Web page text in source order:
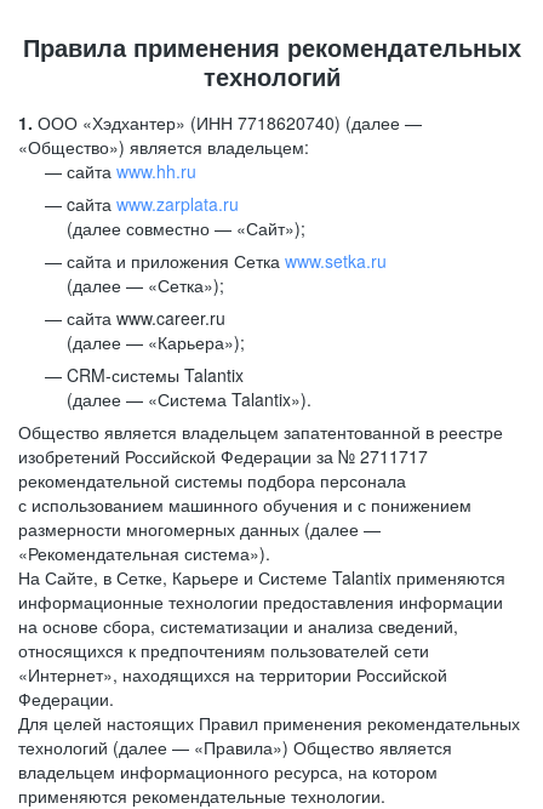
Правила применения рекомендательных
технологий
1. ООО «Хэдхантер» (ИНН 7718620740) (далее —
«Общество») является владельцем:
сайта www.hh.ru
cайта www.zarplata.ru
(далее совместно — «Сайт»);
сайта и приложения Сетка www.setka.ru
(далее — «Сетка»);
сайта www.career.ru
(далее — «Карьера»);
CRM-системы Talantix
(далее — «Система Talantix»).
Общество является владельцем запатентованной в реестре
изобретений Российской Федерации за № 2711717
рекомендательной системы подбора персонала
с использованием машинного обучения и с понижением
размерности многомерных данных (далее —
«Рекомендательная система»).
На Сайте, в Сетке, Карьере и Системе Talantix применяются
информационные технологии предоставления информации
на основе сбора, систематизации и анализа сведений,
относящихся к предпочтениям пользователей сети
«Интернет», находящихся на территории Российской
Федерации.
Для целей настоящих Правил применения рекомендательных
технологий (далее — «Правила») Общество является
владельцем информационного ресурса, на котором
применяются рекомендательные технологии.